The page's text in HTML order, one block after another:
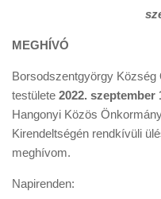
MEGHÍVÓ
Borsodszentgyörgy
testülete 2022. szeptember
Hangonyi Közös
Kirendeltségén rendkívüli
meghívom.
Napirenden: